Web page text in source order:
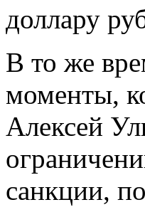
доллару
В то же
моменты,
Алексей
санкции,